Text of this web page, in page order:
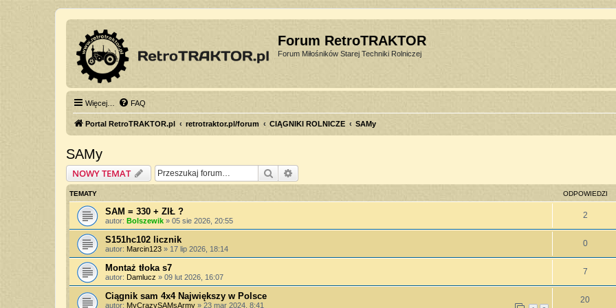
Forum RetroTRAKTOR
Forum Miłośników Starej Techniki Rolniczej
Więcej… FAQ
Portal RetroTRAKTOR.pl retrotraktor.pl/forum CIĄGNIKI ROLNICZE SAMy
SAMy
NOWY TEMAT Szukaj
TEMATY ODPOWIEDZI
SAM = 330 + ZIŁ ?
autor: Bolszewik » 05 sie 2026, 20:55
2
S151hc102 licznik
autor: Marcin123 » 17 lip 2026, 18:14
0
Montaż tłoka s7
autor: Damlucz » 09 lut 2026, 16:07
7
Ciągnik sam 4x4 Największy w Polsce
autor: MyCrazySAMsArmy » 23 mar 2024, 8:41
20